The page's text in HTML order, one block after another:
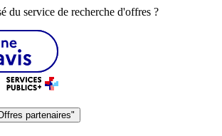
du service de recherche d'offres ?
partenaires"